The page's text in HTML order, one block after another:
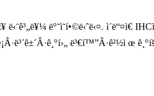
ë°˜ì˜í•©ë‹ˆë‹¤. ì´ë“¤ì€
ë³€í™”Â·ê²½ì œ